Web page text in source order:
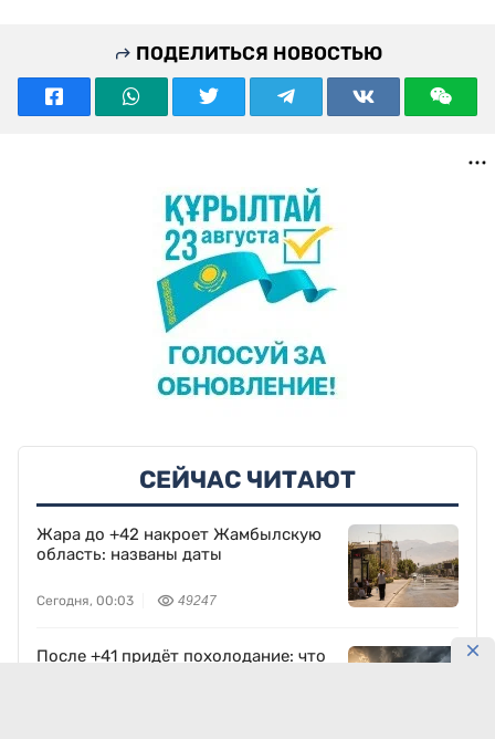
ПОДЕЛИТЬСЯ НОВОСТЬЮ
СЕЙЧАС ЧИТАЮТ
Жара до +42 накроет Жамбылскую
область: названы даты
Сегодня, 00:03 49247
После +41 придёт похолодание: что